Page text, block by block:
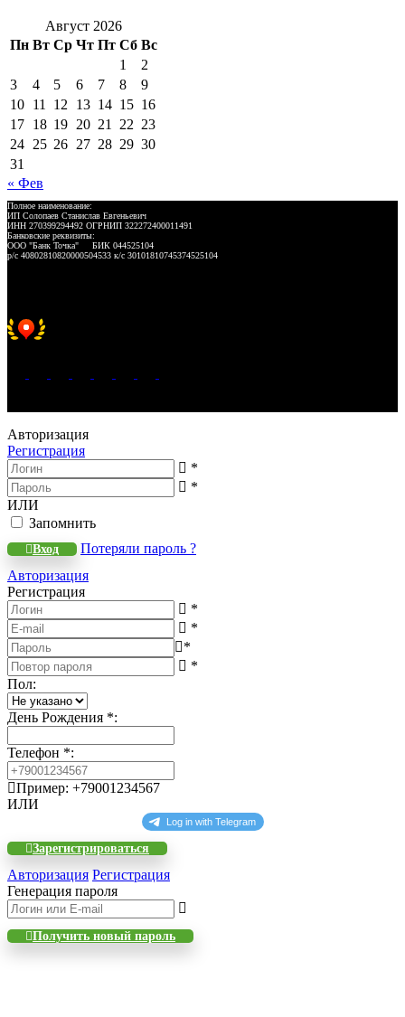
Август 2026
Пн Вт Ср Чт Пт Сб Вс
1
2
3
4 5 6 7 8
9
10 11 12 13 14 15 16
17 18 19 20 21 22 23
24 25 26 27 28 29 30
31
« Фев
Полное наименование:
ИП Солопаев Станислав Евгеньевич
ИНН 270399294492 ОГРНИП 322272400011491
Банковские реквизиты:
ООО "Банк Точка" БИК 044525104
р/с 40802810820000504533 к/с 30101810745374525104
Авторизация
Регистрация
*
*
ИЛИ
Запомнить
Вход
Потеряли пароль ?
Авторизация
Регистрация
*
*
*
*
Пол:
День Рождения *:
Телефон *:
Пример: +79001234567
ИЛИ
Зарегистрироваться
Авторизация Регистрация
Генерация пароля
Получить новый пароль